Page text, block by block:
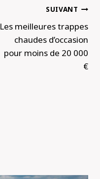
SUIVANT
Les meilleures trappes
chaudes d’occasion
pour moins de 20 000
€